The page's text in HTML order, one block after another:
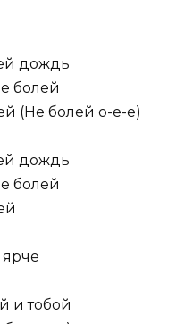
дождь
болей
(Не болей о-е-е)
дождь
болей
и тобой